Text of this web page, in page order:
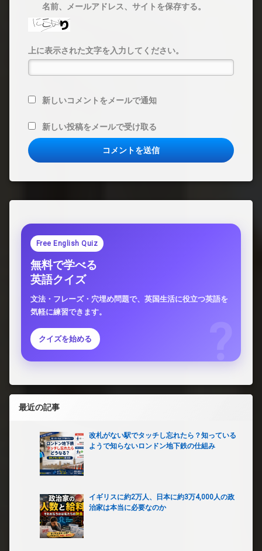
名前、メールアドレス、サイトを保存する。
上に表示された文字を入力してください。
新しいコメントをメールで通知
新しい投稿をメールで受け取る
Free English Quiz
無料で学べる
英語クイズ
文法・フレーズ・穴埋め問題で、英国生活に役立つ英語を
気軽に練習できます。
クイズを始める
最近の記事
改札がない駅でタッチし忘れたら？知っている
ようで知らないロンドン地下鉄の仕組み
イギリスに約2万人、日本に約3万4,000人の政
治家は本当に必要なのか